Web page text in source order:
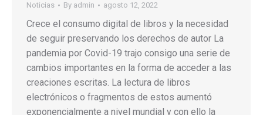
Noticias By admin agosto 12, 2022
Crece el consumo digital de libros y la necesidad
de seguir preservando los derechos de autor La
pandemia por Covid-19 trajo consigo una serie de
cambios importantes en la forma de acceder a las
creaciones escritas. La lectura de libros
electrónicos o fragmentos de estos aumentó
exponencialmente a nivel mundial y con ello la